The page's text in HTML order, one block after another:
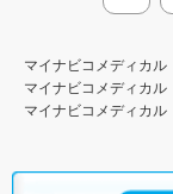
マイナビコメディカル
マイナビコメディカル
マイナビコメディカル